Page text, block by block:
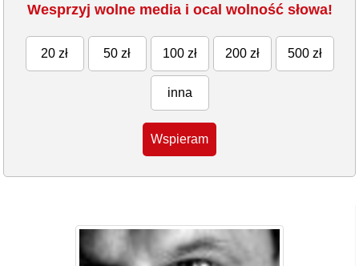
Wesprzyj wolne media i ocal wolność słowa!
20 zł 50 zł 100 zł 200 zł 500 zł
inna
Wspieram